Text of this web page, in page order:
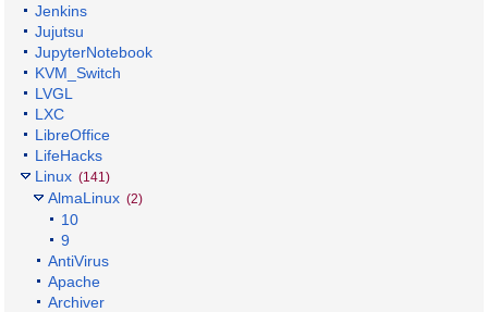
Jenkins
Jujutsu
JupyterNotebook
KVM_Switch
LVGL
LXC
LibreOffice
LifeHacks
Linux (141)
AlmaLinux (2)
10
9
AntiVirus
Apache
Archiver